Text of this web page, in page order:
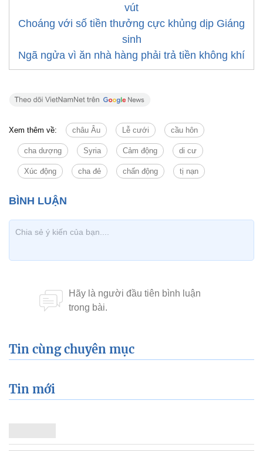
vút
Choáng với số tiền thưởng cực khủng dịp Giáng
sinh
Ngã ngửa vì ăn nhà hàng phải trả tiền không khí
Xem thêm về: châu Âu Lễ cưới cầu hôn
cha dượng Syria Cảm động di cư
Xúc động cha đẻ chấn động tị nạn
Tin cùng chuyên mục
Tin mới